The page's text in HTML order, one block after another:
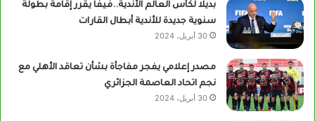
بديلا لكأس العالم الأندية..فيفا يقرر إقامة بطولة
سنوية جديدة للأندية أبطال القارات
30 أبريل، 2024
مصدر إعلامي يفجر مفاجأة بشأن تعاقد الأهلي مع
نجم اتحاد العاصمة الجزائري
30 أبريل، 2024